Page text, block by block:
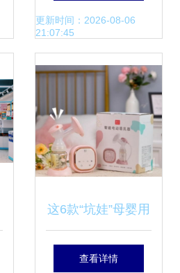
品店的关键信息
更新时间：2026-08-06
21:07:45
这6款“坑娃”母婴用
品居然还有人买？
查看详情